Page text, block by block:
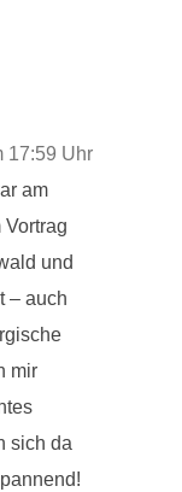
17:59 Uhr
am
und
– auch
mir
sich da